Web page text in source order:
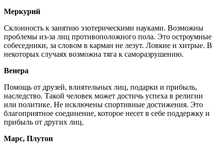
Меркурий
Склонность к занятию эзотерическими науками. Возможны
проблемы из-за лиц противоположного пола. Это остроумные
собеседники, за словом в карман не лезут. Ловкие и хитрые. В
некоторых случаях возможна тяга к саморазрушению.
Венера
Помощь от друзей, влиятельных лиц, подарки и прибыль,
наследство. Такой человек может достичь успеха в религии
или политике. Не исключены спортивные достижения. Это
благоприятное соединение, которое несет в себе поддержку и
прибыль от других лиц.
Марс, Плутон